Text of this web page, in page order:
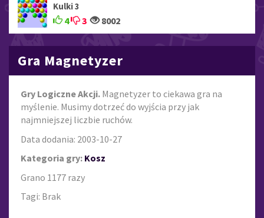
Kulki 3
4 3 8002
Gra Magnetyzer
Gry Logiczne Akcji. Magnetyzer to ciekawa gra na
myślenie. Musimy dotrzeć do wyjścia przy jak
najmniejszej liczbie ruchów.
Data dodania: 2003-10-27
Kategoria gry: Kosz
Grano 1177 razy
Tagi: Brak